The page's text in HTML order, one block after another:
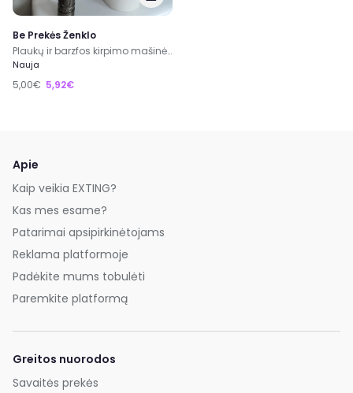
Be Prekės Ženklo
Plaukų ir barzfos kirpimo mašinėlė
Nauja
5,00€ 5,92€
Apie
Kaip veikia EXTING?
Kas mes esame?
Patarimai apsipirkinėtojams
Reklama platformoje
Padėkite mums tobulėti
Paremkite platformą
Greitos nuorodos
Savaitės prekės